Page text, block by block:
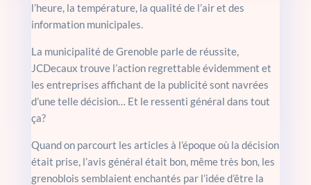
l’heure, la température, la qualité de l’air et des
information municipales.
La municipalité de Grenoble parle de réussite,
JCDecaux trouve l’action regrettable évidemment et
les entreprises affichant de la publicité sont navrées
d’une telle décision… Et le ressenti général dans tout
ça?
Quand on parcourt les articles à l’époque où la décision
était prise, l’avis général était bon, même très bon, les
grenoblois semblaient enchantés par l’idée d’être la